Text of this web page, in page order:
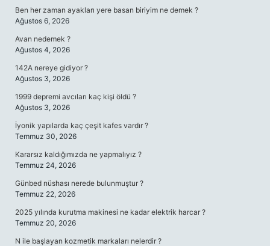
Ben her zaman ayakları yere basan biriyim ne demek ?
Ağustos 6, 2026
Avan nedemek ?
Ağustos 4, 2026
142A nereye gidiyor ?
Ağustos 3, 2026
1999 depremi avcıları kaç kişi öldü ?
Ağustos 3, 2026
İyonik yapılarda kaç çeşit kafes vardır ?
Temmuz 30, 2026
Kararsız kaldığımızda ne yapmalıyız ?
Temmuz 24, 2026
Günbed nüshası nerede bulunmuştur ?
Temmuz 22, 2026
2025 yılında kurutma makinesi ne kadar elektrik harcar ?
Temmuz 20, 2026
N ile başlayan kozmetik markaları nelerdir ?